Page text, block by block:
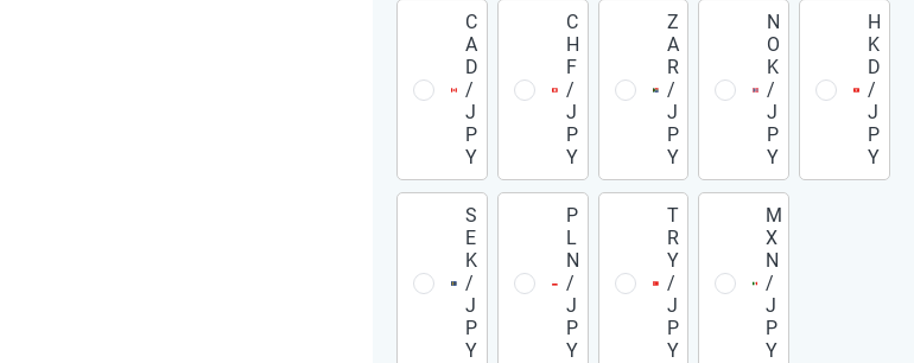
C
A
D
/
J
P
Y
C
H
F
/
J
P
Y
Z
A
R
/
J
P
Y
N
O
K
/
J
P
Y
H
K
D
/
J
P
Y
S
E
K
/
J
P
Y
P
L
N
/
J
P
Y
T
R
Y
/
J
P
Y
M
X
N
/
J
P
Y